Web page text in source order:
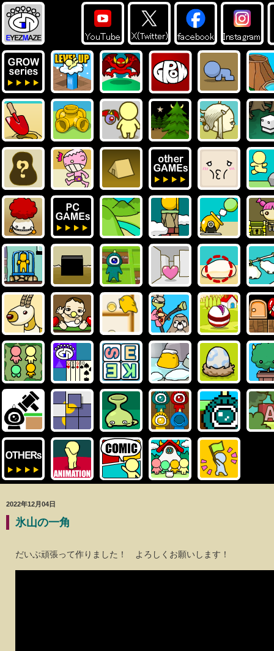
2022年12月04日
氷山の一角
だいぶ頑張って作りました！ よろしくお願いします！